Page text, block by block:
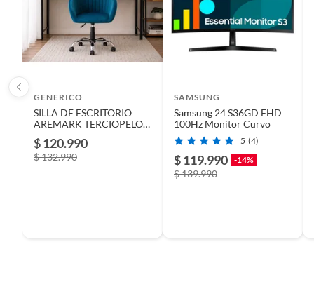
Condicion del producto Nuevo
País de origen
GENERICO
SILLA DE ESCRITORIO
AREMARK TERCIOPELO
$ 120.990
$ 132.990
SAMSUNG
Samsung 24 S36GD FHD
100Hz Monitor Curvo
5 (4)
$ 119.990 -14%
$ 139.990